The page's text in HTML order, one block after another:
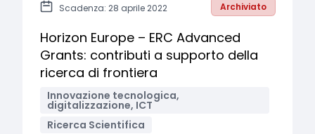
Scadenza: 28 aprile 2022 Archiviato
Horizon Europe – ERC Advanced
Grants: contributi a supporto della
ricerca di frontiera
Innovazione tecnologica,
digitalizzazione, ICT
Ricerca Scientifica